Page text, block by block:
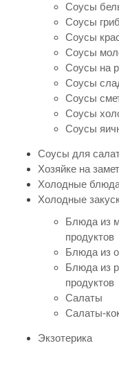
Соусы
Соусы
Соусы
Соусы
Соусы на
Соусы
Соусы
Соусы
Соусы
Соусы для
Хозяйке на
Холодные
Холодные
Блюда из
продуктов
Блюда из
Блюда из
продуктов
Салаты
Салаты-
Экзотерика